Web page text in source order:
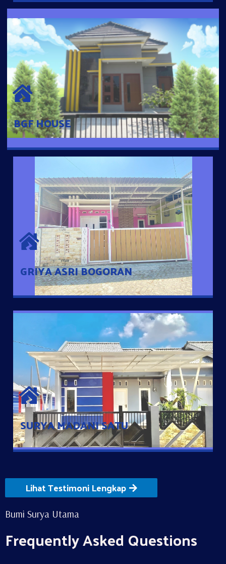
BGF HOUSE
BGF HOUSE
Hunian Mewah Pusat Kota dengan fasilitas Free Desain, Dapur,
Parkir Mobil dengan 3 Kamar Tidur dan 2 Kamar Mandi.
GRIYA ASRI BOGORAN
GRIYA ASRI BOGORAN
Desain Modern Minimalis dengan Konsep Rumah Pintar
Sehingga Memudahkan Penghuni mengakses rumahnya
dengan Ponsel
SURYA MADANI SATU
SURYA MADANI SATU
Satu-satunya Hunian nyaman dengan harga subsidi hanya 100
jutaan dengan lokasi strategis di Tuban
Lihat Testimoni Lengkap
Bumi Surya Utama
Frequently Asked Questions